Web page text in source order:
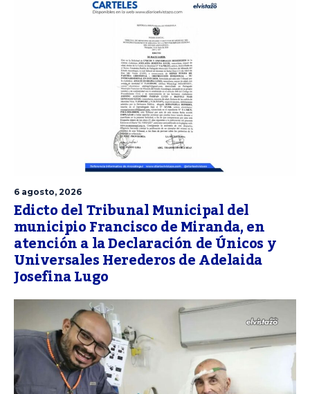
6 agosto, 2026
Edicto del Tribunal Municipal del
municipio Francisco de Miranda, en
atención a la Declaración de Únicos y
Universales Herederos de Adelaida
Josefina Lugo